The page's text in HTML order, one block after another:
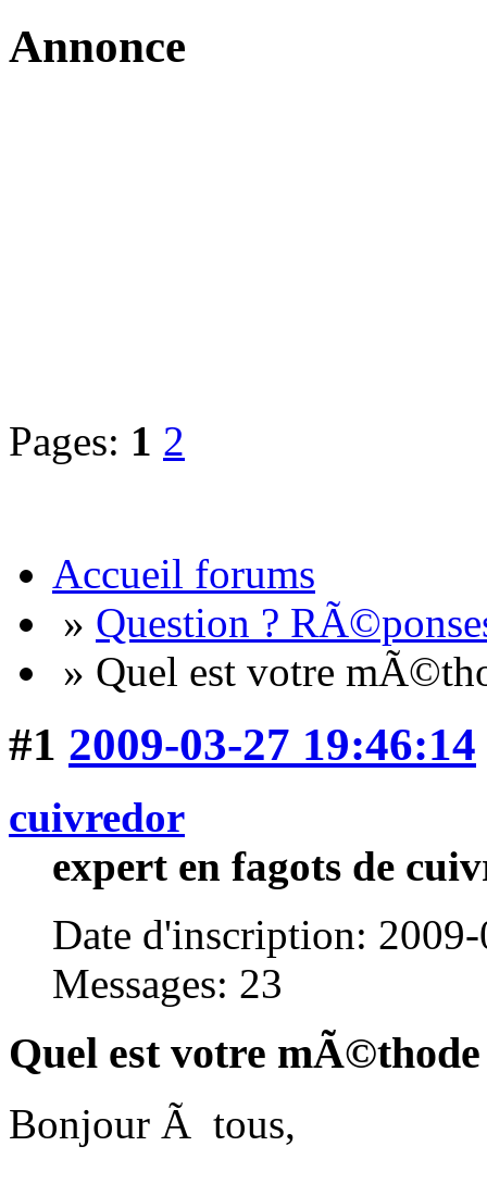
Annonce
Pages: 1 2
Accueil forums
» Question ?
» Quel est votre
#1 2009-03-27 19:46:14
cuivredor
expert en fagots de
Date d'inscription:
Messages: 23
Quel est votre mÃ©thode
Bonjour Ã tous,